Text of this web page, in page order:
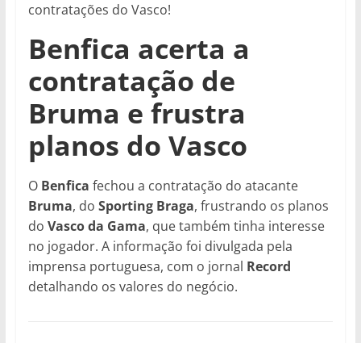
contratações do Vasco!
Benfica acerta a
contratação de
Bruma e frustra
planos do Vasco
O Benfica fechou a contratação do atacante
Bruma, do Sporting Braga, frustrando os planos
do Vasco da Gama, que também tinha interesse
no jogador. A informação foi divulgada pela
imprensa portuguesa, com o jornal Record
detalhando os valores do negócio.